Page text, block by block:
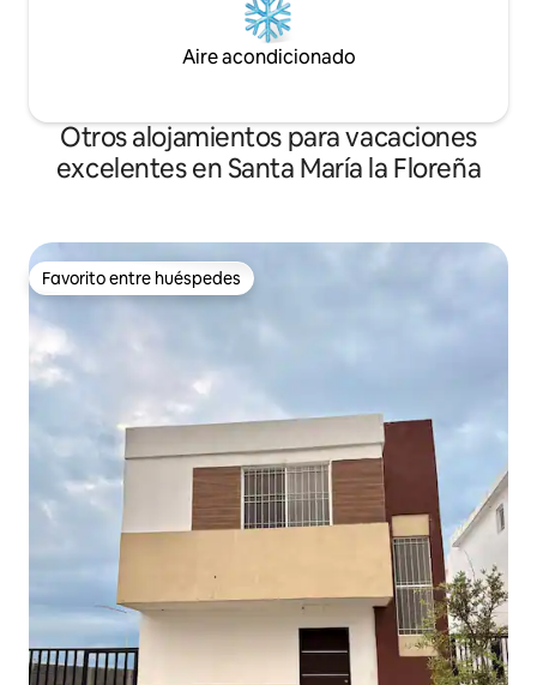
Aire acondicionado
Otros alojamientos para vacaciones
excelentes en Santa María la Floreña
Favorito entre huéspedes
Favorito entre huéspedes